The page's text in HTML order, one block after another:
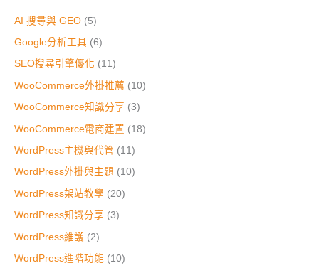
AI 搜尋與 GEO (5)
Google分析工具 (6)
SEO搜尋引擎優化 (11)
WooCommerce外掛推薦 (10)
WooCommerce知識分享 (3)
WooCommerce電商建置 (18)
WordPress主機與代管 (11)
WordPress外掛與主題 (10)
WordPress架站教學 (20)
WordPress知識分享 (3)
WordPress維護 (2)
WordPress進階功能 (10)